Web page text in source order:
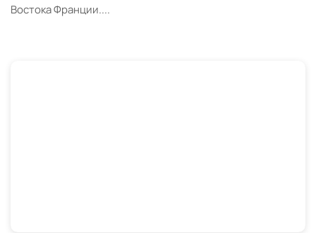
Востока Франции....